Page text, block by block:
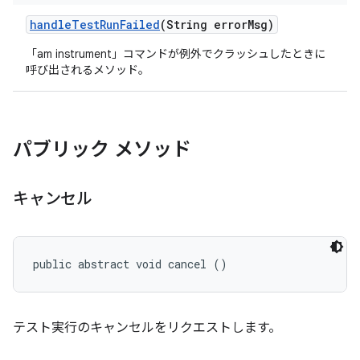
handleTestRunFailed(String errorMsg)
「am instrument」コマンドが例外でクラッシュしたときに
呼び出されるメソッド。
パブリック メソッド
キャンセル
public abstract void cancel ()
テスト実行のキャンセルをリクエストします。